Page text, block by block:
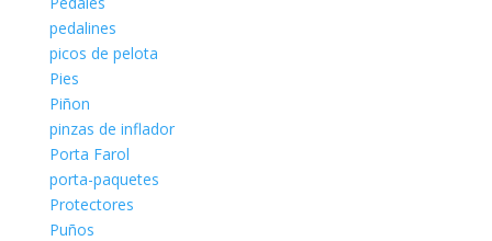
pedalines
picos de pelota
Pies
Piñon
pinzas de inflador
Porta Farol
porta-paquetes
Protectores
Puños